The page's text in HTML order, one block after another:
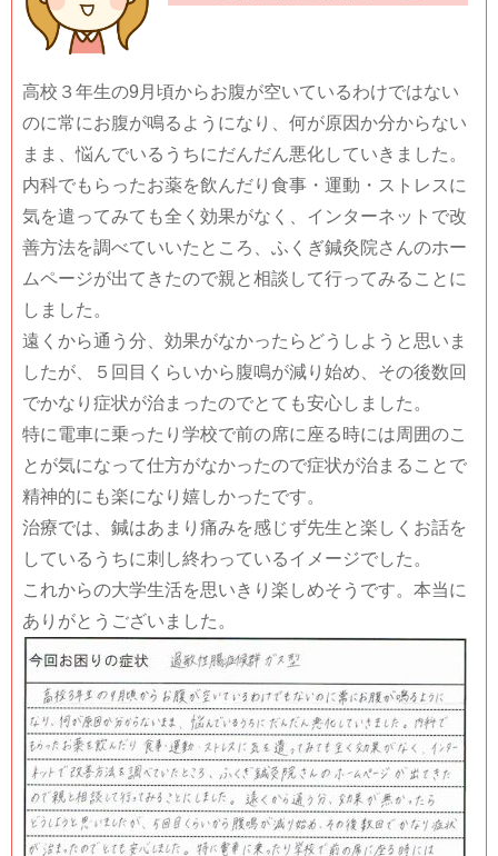
高校３年生の9月頃からお腹が空いているわけではない
のに常にお腹が鳴るようになり、何が原因か分からない
まま、悩んでいるうちにだんだん悪化していきました。
内科でもらったお薬を飲んだり食事・運動・ストレスに
気を遣ってみても全く効果がなく、インターネットで改
善方法を調べていいたところ、ふくぎ鍼灸院さんのホー
ムページが出てきたので親と相談して行ってみることに
しました。
遠くから通う分、効果がなかったらどうしようと思いま
したが、５回目くらいから腹鳴が減り始め、その後数回
でかなり症状が治まったのでとても安心しました。
特に電車に乗ったり学校で前の席に座る時には周囲のこ
とが気になって仕方がなかったので症状が治まることで
精神的にも楽になり嬉しかったです。
治療では、鍼はあまり痛みを感じず先生と楽しくお話を
しているうちに刺し終わっているイメージでした。
これからの大学生活を思いきり楽しめそうです。本当に
ありがとうございました。